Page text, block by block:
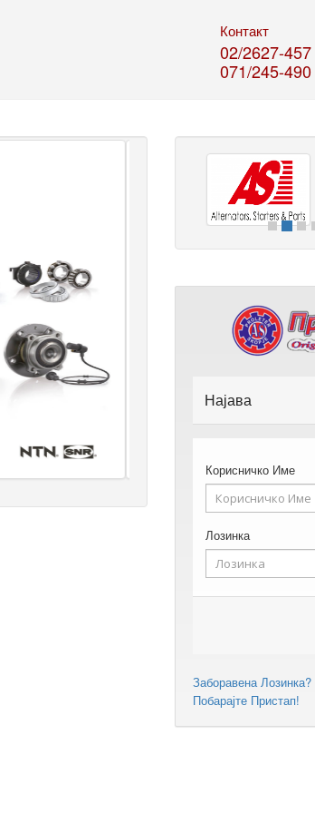
Контакт
02/2627-457
071/245-490
Најава
Корисничко Име
Лозинка
Заборавена Лозинка?
Побарајте Пристап!